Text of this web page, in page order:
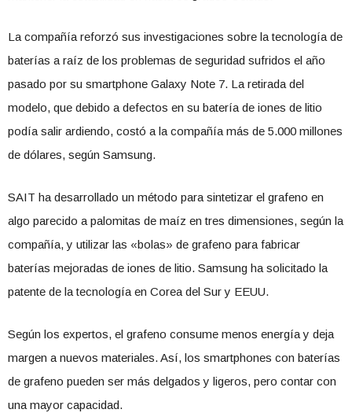
La compañía reforzó sus investigaciones sobre la tecnología de
baterías a raíz de los problemas de seguridad sufridos el año
pasado por su smartphone Galaxy Note 7. La retirada del
modelo, que debido a defectos en su batería de iones de litio
podía salir ardiendo, costó a la compañía más de 5.000 millones
de dólares, según Samsung.
SAIT ha desarrollado un método para sintetizar el grafeno en
algo parecido a palomitas de maíz en tres dimensiones, según la
compañía, y utilizar las «bolas» de grafeno para fabricar
baterías mejoradas de iones de litio. Samsung ha solicitado la
patente de la tecnología en Corea del Sur y EEUU.
Según los expertos, el grafeno consume menos energía y deja
margen a nuevos materiales. Así, los smartphones con baterías
de grafeno pueden ser más delgados y ligeros, pero contar con
una mayor capacidad.